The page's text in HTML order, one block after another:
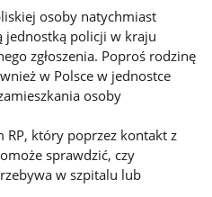
osoby natychmiast
jednostką policji w kraju
zgłoszenia. Poproś rodzinę
w Polsce w jednostce
osoby
RP, który poprzez kontakt z
sprawdzić, czy
w szpitalu lub